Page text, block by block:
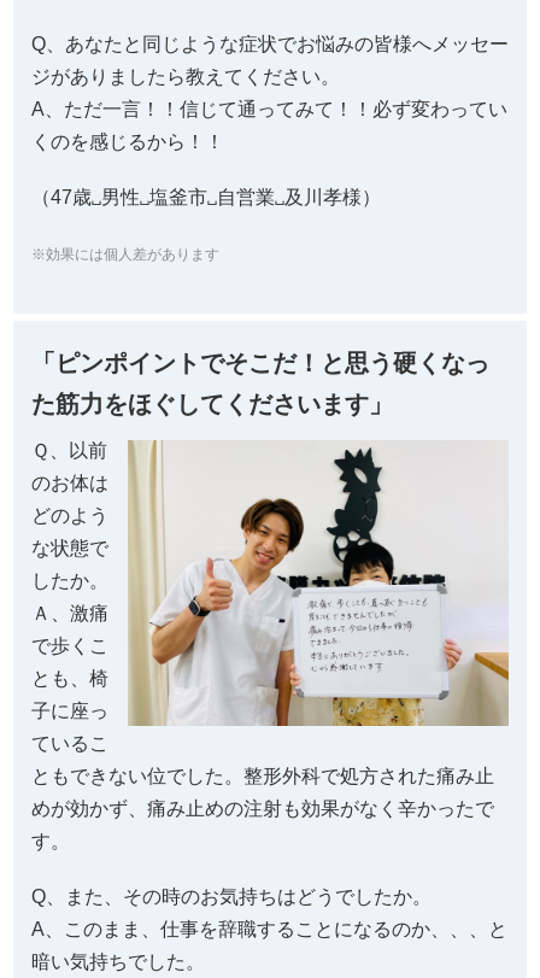
Q、あなたと同じような症状でお悩みの皆様へメッセー
ジがありましたら教えてください。
A、ただ一言！！信じて通ってみて！！必ず変わってい
くのを感じるから！！
（47歳␣男性␣塩釜市␣自営業␣及川孝様）
※効果には個人差があります
「ピンポイントでそこだ！と思う硬くなっ
た筋力をほぐしてくださいます」
Ｑ、以前
のお体は
どのよう
な状態で
したか。
Ａ、 激痛
で歩くこ
とも、椅
子に座っ
ているこ
ともできない位でした。整形外科で処方された痛み止
めが効かず、痛み止めの注射も効果がなく辛かったで
す。
Q、また、その時のお気持ちはどうでしたか。
A、このまま、仕事を辞職することになるのか、、、と
暗い気持ちでした。